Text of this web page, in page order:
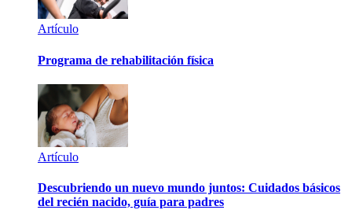
Artículo
Programa de rehabilitación física
Artículo
Descubriendo un nuevo mundo juntos: Cuidados básicos
del recién nacido, guía para padres